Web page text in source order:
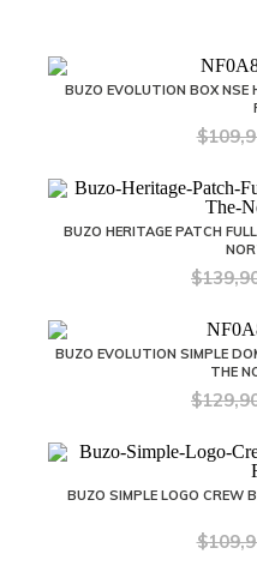
BUZO EVOLUTION BOX NSE
BUZO HERITAGE PATCH
BUZO EVOLUTION SIMPLE
THE
BUZO SIMPLE LOGO CREW